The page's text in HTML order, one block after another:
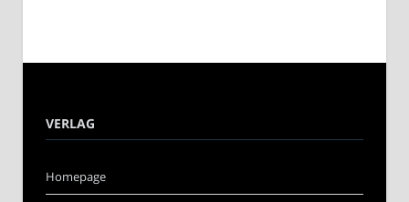
VERLAG
Homepage